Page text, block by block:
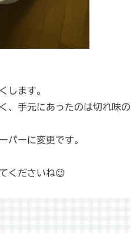
します。
、手元にあったのは切れ味の
パーに変更です。
くださいね😉